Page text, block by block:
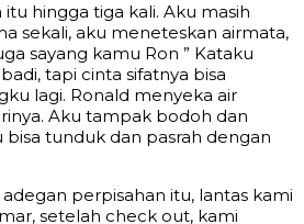
hingga tiga kali. Aku masih
sekali, aku meneteskan airmata,
sayang kamu Ron ” Kataku
tapi cinta sifatnya bisa
lagi. Ronald menyeka air
Aku tampak bodoh dan
tunduk dan pasrah dengan
perpisahan itu, lantas kami
setelah check out, kami